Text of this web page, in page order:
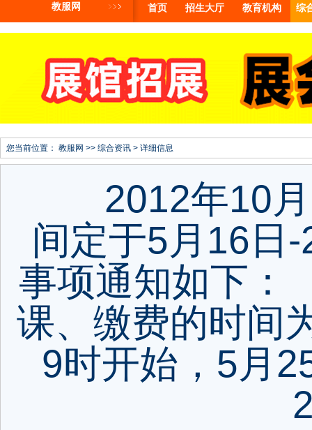
教服网 首页 招生大厅 教育机构 综
您当前位置： 教服网 >> 综合资讯 > 详细信息
2012年10月
间定于5月16日
事项通知如下
课、缴费的时间
9时开始，5